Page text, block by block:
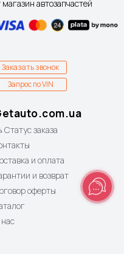
автозапчастей
Заказать звонок
Запрос по VIN
Статус заказа
и оплата
и возврат
оферты